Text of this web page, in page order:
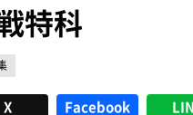
特科
X Facebook